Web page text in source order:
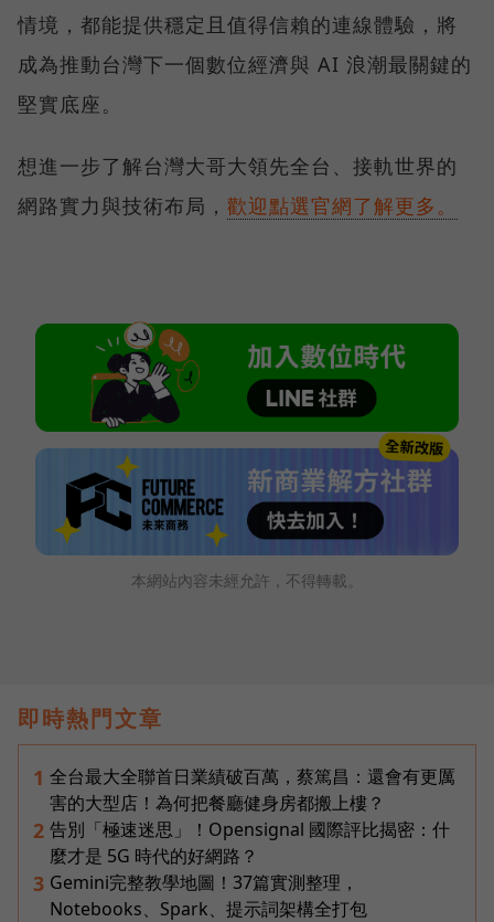
情境，都能提供穩定且值得信賴的連線體驗，將
成為推動台灣下一個數位經濟與 AI 浪潮最關鍵的
堅實底座。
想進一步了解台灣大哥大領先全台、接軌世界的
網路實力與技術布局， 歡迎點選官網了解更多。
本網站內容未經允許，不得轉載。
即時熱門文章
1 全台最大全聯首日業績破百萬，蔡篤昌：還會有更厲
害的大型店！為何把餐廳健身房都搬上樓？
2 告別「極速迷思」！Opensignal 國際評比揭密：什
麼才是 5G 時代的好網路？
3 Gemini完整教學地圖！37篇實測整理，
Notebooks、Spark、提示詞架構全打包